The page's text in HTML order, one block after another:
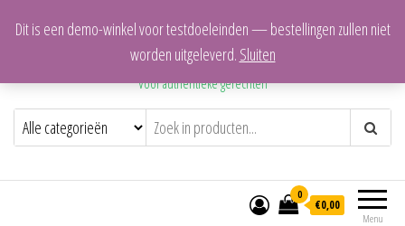
Mijn Mexicaanse Keuken
Voor authentieke gerechten
Menu
0
€0,00
Dit is een demo-winkel voor testdoeleinden — bestellingen zullen niet
worden uitgeleverd. Sluiten